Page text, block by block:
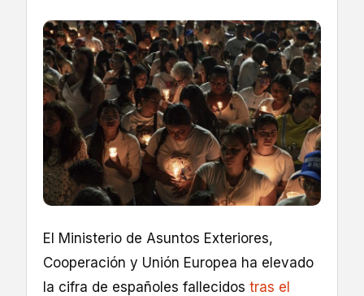
El Ministerio de Asuntos Exteriores,
Cooperación y Unión Europea ha elevado
la cifra de españoles fallecidos tras el